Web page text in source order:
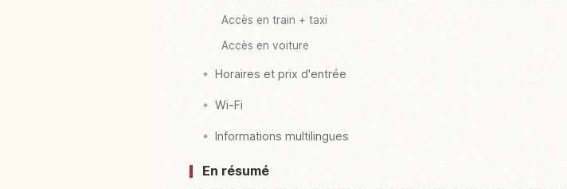
Accès en train + taxi
Accès en voiture
Horaires et prix d'entrée
Wi-Fi
Informations multilingues
En résumé